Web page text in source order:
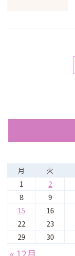
月 火
1 2
8
9
15
16
22
23
29
30